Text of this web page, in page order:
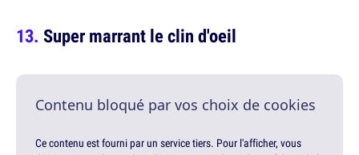
Super marrant le clin d'oeil
Contenu bloqué par vos choix de cookies
Ce contenu est fourni par un service tiers. Pour l'afficher, vous